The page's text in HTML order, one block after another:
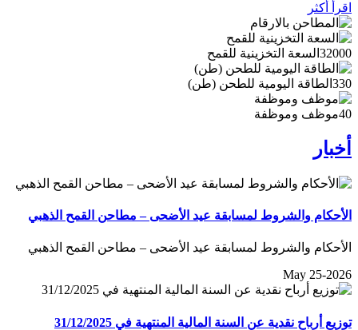
اقرأ أكثر
32000 السعة التخزينية للقمح
330 الطاقة اليومية للطحن (طن)
40موظف وموظفة
أخبار
الأحكام والشروط لمسابقة عيد الأضحى – مطاحن القمح الذهبي
الأحكام والشروط لمسابقة عيد الأضحى – مطاحن القمح الذهبي
May 25-2026
توزيع أرباح نقدية عن السنة المالية المنتهية في 31/12/2025